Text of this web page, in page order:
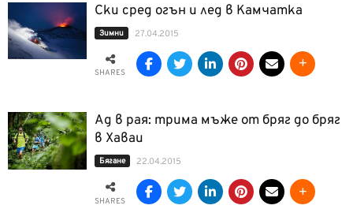
Ски сред огън и лед в Камчатка
Зимни 27.04.2015
SHARES
Ад в рая: трима мъже от бряг до бряг
в Хаваи
Бягане 22.04.2015
SHARES